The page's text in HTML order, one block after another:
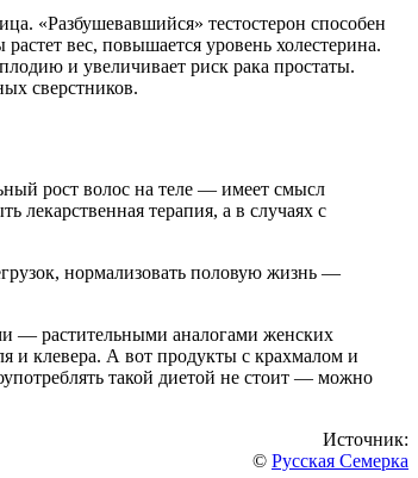
«Разбушевавшийся» тестостерон способен
вес, повышается уровень холестерина.
и увеличивает риск рака простаты.
сверстников.
рост волос на теле — имеет смысл
лекарственная терапия, а в случаях с
нормализовать половую жизнь —
— растительными аналогами женских
и клевера. А вот продукты с крахмалом и
такой диетой не стоит — можно
Источник:
© Русская Семерка